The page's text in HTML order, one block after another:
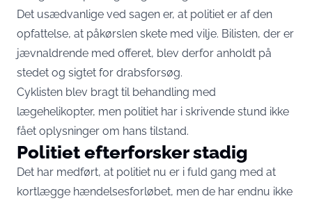
Det usædvanlige ved sagen er, at politiet er af den
opfattelse, at påkørslen skete med vilje. Bilisten, der er
jævnaldrende med offeret, blev derfor anholdt på
stedet og sigtet for drabsforsøg.
Cyklisten blev bragt til behandling med
lægehelikopter, men politiet har i skrivende stund ikke
fået oplysninger om hans tilstand.
Politiet efterforsker stadig
Det har medført, at politiet nu er i fuld gang med at
kortlægge hændelsesforløbet, men de har endnu ikke